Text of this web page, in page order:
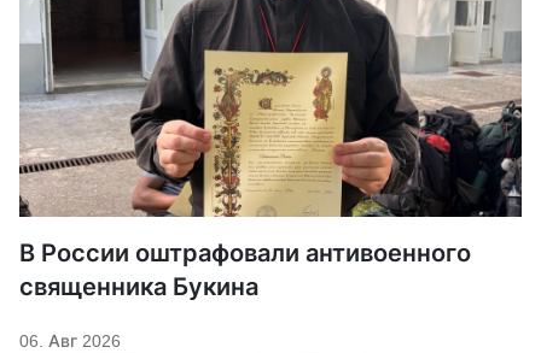
В России оштрафовали антивоенного
священника Букина
06. Авг 2026